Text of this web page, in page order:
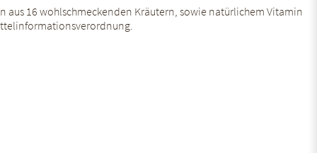
16 wohlschmeckenden Kräutern, sowie natürlichem Vitamin